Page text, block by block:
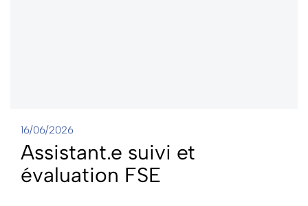
16/06/2026
Assistant.e suivi et
évaluation FSE